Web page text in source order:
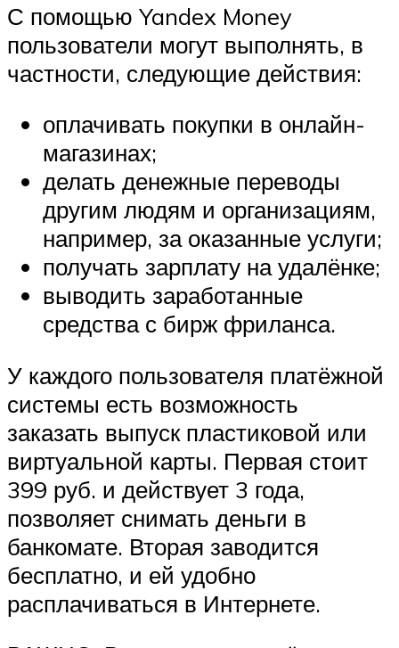
С помощью Yandex Money
пользователи могут выполнять, в
частности, следующие действия:
оплачивать покупки в онлайн-
магазинах;
делать денежные переводы
другим людям и организациям,
например, за оказанные услуги;
получать зарплату на удалёнке;
выводить заработанные
средства с бирж фриланса.
У каждого пользователя платёжной
системы есть возможность
заказать выпуск пластиковой или
виртуальной карты. Первая стоит
399 руб. и действует 3 года,
позволяет снимать деньги в
банкомате. Вторая заводится
бесплатно, и ей удобно
расплачиваться в Интернете.